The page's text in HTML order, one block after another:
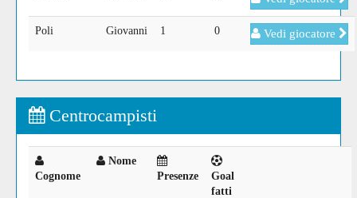
Poli Giovanni 1 0 Vedi giocatore
Centrocampisti
Cognome
Nome
Presenze
Goal
fatti